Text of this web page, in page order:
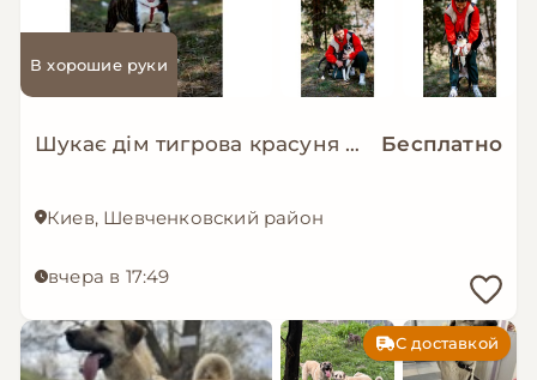
В хорошие руки
Шукає дім тигрова красуня Зоряна! Бесплатно
Киев, Шевченковский район
вчера в 17:49
С доставкой